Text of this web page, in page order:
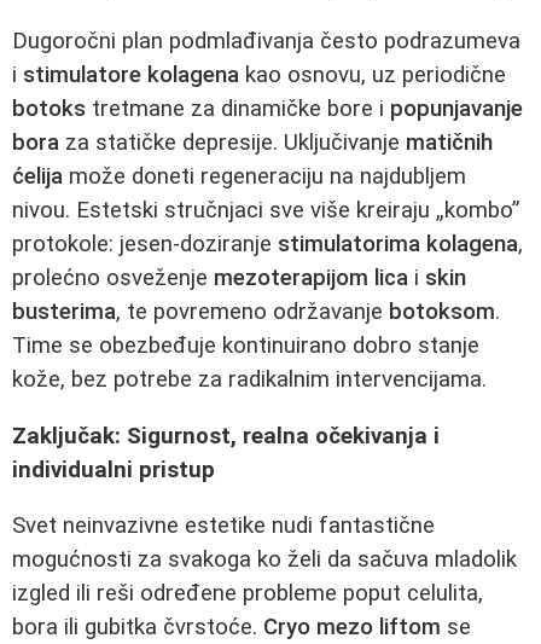
Dugoročni plan podmlađivanja često podrazumeva
i stimulatore kolagena kao osnovu, uz periodične
botoks tretmane za dinamičke bore i popunjavanje
bora za statičke depresije. Uključivanje matičnih
ćelija može doneti regeneraciju na najdubljem
nivou. Estetski stručnjaci sve više kreiraju „kombo”
protokole: jesen-doziranje stimulatorima kolagena,
prolećno osveženje mezoterapijom lica i skin
busterima, te povremeno održavanje botoksom.
Time se obezbeđuje kontinuirano dobro stanje
kože, bez potrebe za radikalnim intervencijama.
Zaključak: Sigurnost, realna očekivanja i
individualni pristup
Svet neinvazivne estetike nudi fantastične
mogućnosti za svakoga ko želi da sačuva mladolik
izgled ili reši određene probleme poput celulita,
bora ili gubitka čvrstoće. Cryo mezo liftom se